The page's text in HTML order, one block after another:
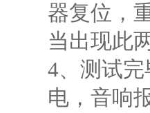
器复位，
当出现此
4、测试
电，音响